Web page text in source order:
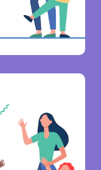
Tunas Bangsa